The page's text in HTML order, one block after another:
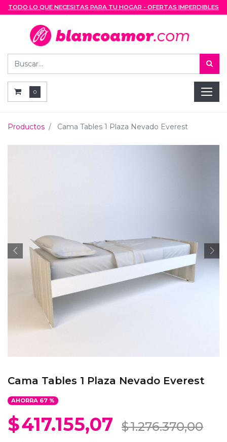
TODO LO QUE NECESITAS PARA TU HOGAR - OFERTAS IMPERDIBLES
0
Productos Cama Tables 1 Plaza Nevado Everest
Cama Tables 1 Plaza Nevado Everest
AHORRA 67%
$417.155,07 $1.276.370,00